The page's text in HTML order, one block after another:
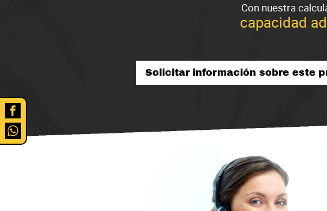
Con nuestra
capacidad
Solicitar información sobre este